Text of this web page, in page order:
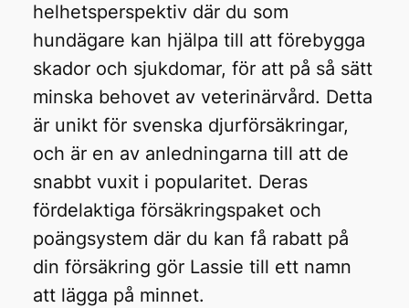
helhetsperspektiv där du som
hundägare kan hjälpa till att förebygga
skador och sjukdomar, för att på så sätt
minska behovet av veterinärvård. Detta
är unikt för svenska djurförsäkringar,
och är en av anledningarna till att de
snabbt vuxit i popularitet. Deras
fördelaktiga försäkringspaket och
poängsystem där du kan få rabatt på
din försäkring gör Lassie till ett namn
att lägga på minnet.